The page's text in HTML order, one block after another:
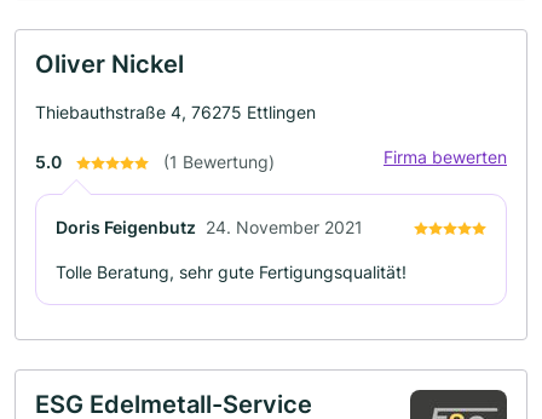
Oliver Nickel
Thiebauthstraße 4, 76275 Ettlingen
5.0 (1 Bewertung) Firma bewerten
Doris Feigenbutz 24. November 2021
Tolle Beratung, sehr gute Fertigungsqualität!
ESG Edelmetall-Service